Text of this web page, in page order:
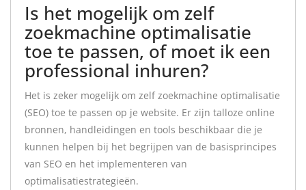
Is het mogelijk om zelf
zoekmachine optimalisatie
toe te passen, of moet ik een
professional inhuren?
Het is zeker mogelijk om zelf zoekmachine optimalisatie
(SEO) toe te passen op je website. Er zijn talloze online
bronnen, handleidingen en tools beschikbaar die je
kunnen helpen bij het begrijpen van de basisprincipes
van SEO en het implementeren van
optimalisatiestrategieën.